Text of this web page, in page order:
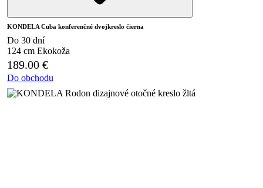
KONDELA Cuba konferenčné dvojkreslo čierna
Do 30 dní
124 cm Ekokoža
189.00 €
Do obchodu